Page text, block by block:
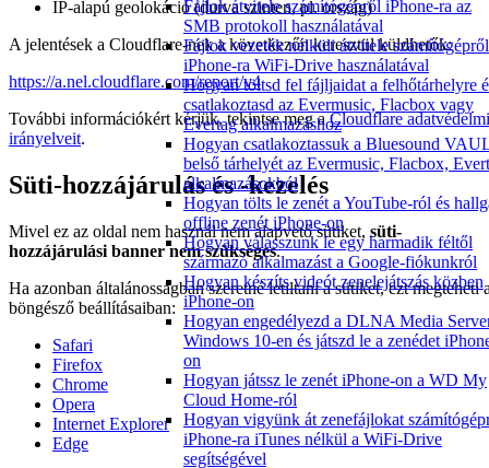
Fájlok átvitele számítógépről iPhone-ra az
SMB protokoll használatával
Fájlok vezeték nélküli átvitele számítógépről
iPhone-ra WiFi-Drive használatával
Hogyan töltsd fel fájljaidat a felhőtárhelyre
csatlakoztasd az Evermusic, Flacbox vagy
Evertag alkalmazáshoz
Hogyan csatlakoztassuk a Bluesound
belső tárhelyét az Evermusic, Flacbox,
alkalmazásokból
Hogyan tölts le zenét a YouTube-ról és
offline zenét iPhone-on
Hogyan válasszunk le egy harmadik féltől
származó alkalmazást a Google-fiókunkról
Hogyan készíts videót zenelejátszás közben
iPhone-on
Hogyan engedélyezd a DLNA Media
Windows 10-en és játszd le a zenédet
on
Hogyan játssz le zenét iPhone-on a WD My
Cloud Home-ról
Hogyan vigyünk át zenefájlokat
iPhone-ra iTunes nélkül a WiFi-Drive
segítségével
IP-alapú geolokáció (durva szinten, pl. ország)
A jelentések a Cloudflare-nek a következőn keresztül küldhetők:
https://a.nel.cloudflare.com/report/v4
További információkért kérjük, tekintse meg aCloudflare adatvédelmi
irányelveit.
Süti-hozzájárulás és -kezelés
Mivel ez az oldal nem használ nem alapvető sütiket, süti-
hozzájárulási banner nem szükséges.
Ha azonban általánosságban szeretné letiltani a sütiket, ezt megteheti
böngésző beállításaiban:
Safari
Firefox
Chrome
Opera
Internet Explorer
Edge